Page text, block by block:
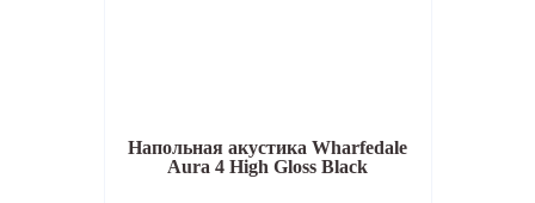
Напольная акустика Wharfedale
Aura 4 High Gloss Black